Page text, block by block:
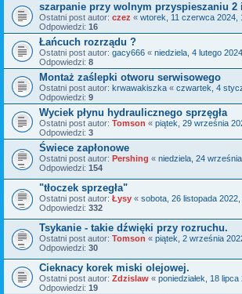
szarpanie przy wolnym przyspieszaniu 2
Ostatni post autor: czez « wtorek, 11 czerwca 2024,
Odpowiedzi: 16
Łańcuch rozrządu ?
Ostatni post autor: gacy666 « niedziela, 4 lutego
Odpowiedzi: 8
Montaż zaślepki otworu serwisowego
Ostatni post autor: krwawakiszka « czwartek, 4
Odpowiedzi: 9
Wyciek płynu hydraulicznego sprzęgła
Ostatni post autor: Tomson « piątek, 29 września
Odpowiedzi: 3
Świece zapłonowe
Ostatni post autor: Pershing « niedziela, 24
Odpowiedzi: 154
"tłoczek sprzegła"
Ostatni post autor: Łysy « sobota, 26 listopada
Odpowiedzi: 332
Tsykanie - takie dźwięki przy rozruchu.
Ostatni post autor: Tomson « piątek, 2 września
Odpowiedzi: 30
Cieknacy korek miski olejowej.
Ostatni post autor: Zdzislaw « poniedziałek, 18
Odpowiedzi: 19